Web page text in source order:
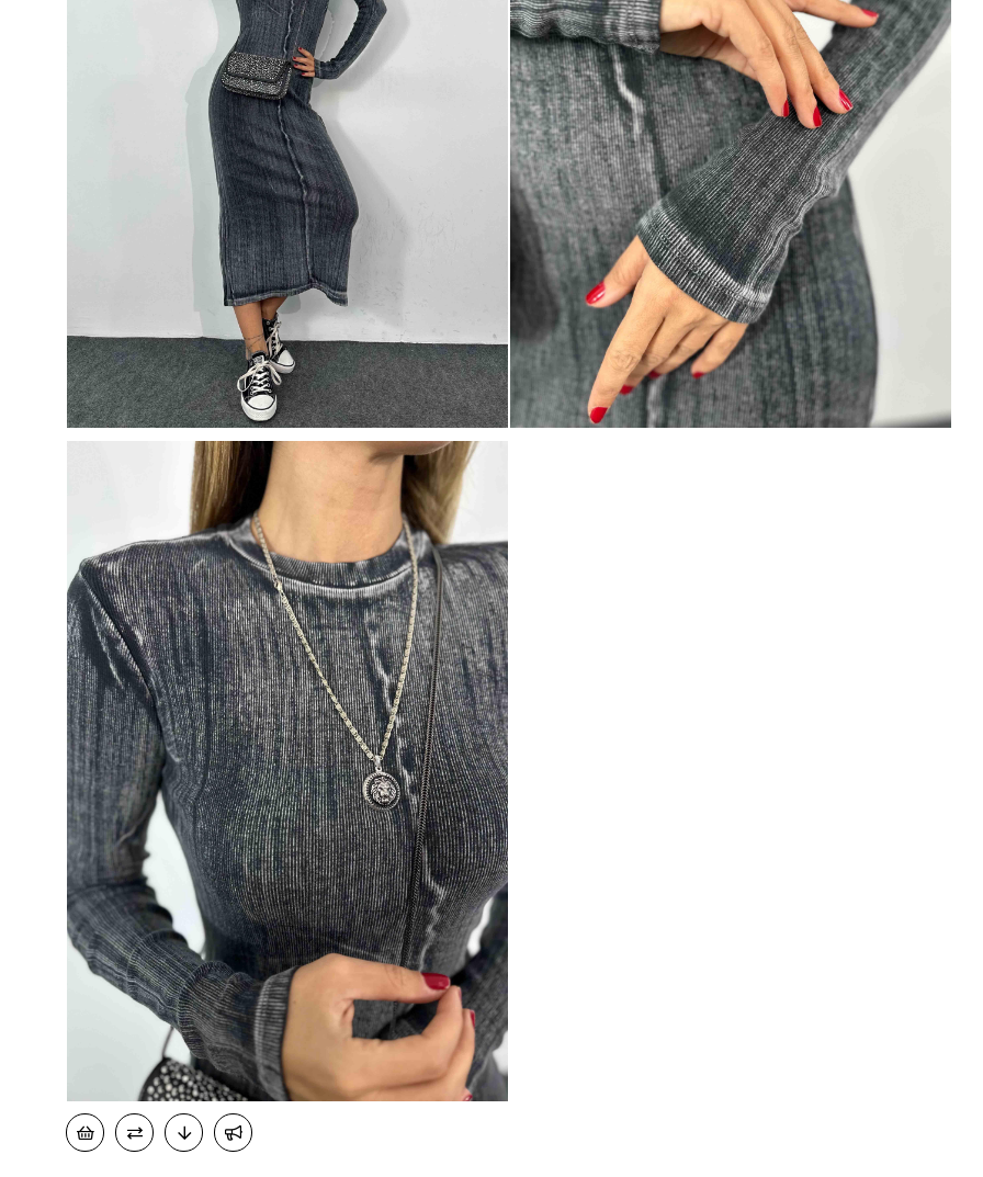
100 TL % 10
50 TL
% 5
Mayıs Sürprizi!
Çarkı çevir ve fırsatı yakala !